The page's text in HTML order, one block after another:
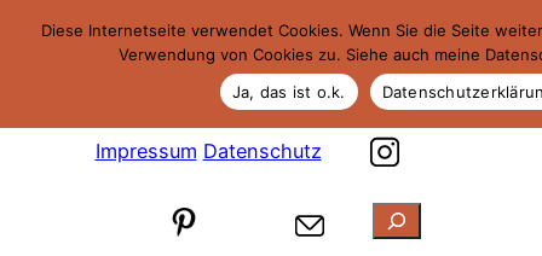
Zum
Impressum Datenschutz
Suchen
Diese Internetseite verwendet Cookies. Wenn Sie die Seite
Verwendung von Cookies zu. Siehe auch meine
Ja, das ist o.k.